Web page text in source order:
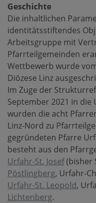
Geschichte
Die inhaltlichen
identitätsstiftendes
Arbeitsgruppe mit
Pfarrteilgemeinden
Wettbewerb wurde
Diözese Linz
Im Zuge der
September 2021 in
wurden die acht
Linz-Nord zu
gegründeten Pfarre
besteht aus den
Urfahr-St. Josef(bisher
Pöstlingberg, Urfahr-
Urfahr-St. Leopold,
Lichtenberg.